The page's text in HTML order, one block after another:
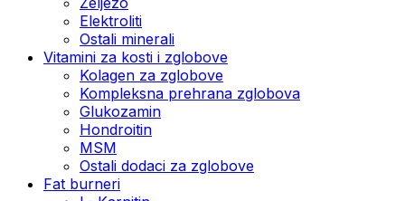
Elektroliti
Ostali minerali
Vitamini za kosti i zglobove
Kolagen za zglobove
Kompleksna prehrana zglobova
Glukozamin
Hondroitin
MSM
Ostali dodaci za zglobove
Fat burneri